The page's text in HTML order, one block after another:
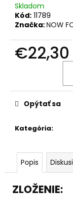
Skladom
Kód: 11789
Značka:NOW
€22,30
Kategória:
Opýtať sa
Popis
ZLOŽENIE:
O
d
ú
č
m
SULFORAFAN